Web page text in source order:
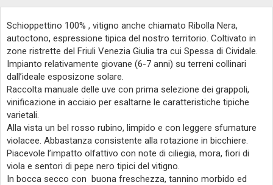
Schioppettino 100% , vitigno anche chiamato Ribolla Nera,
autoctono, espressione tipica del nostro territorio. Coltivato in
zone ristrette del Friuli Venezia Giulia tra cui Spessa di Cividale.
Impianto relativamente giovane (6-7 anni) su terreni collinari
dall’ideale esposizone solare.
Raccolta manuale delle uve con prima selezione dei grappoli,
vinificazione in acciaio per esaltarne le caratteristiche tipiche
varietali.
Alla vista un bel rosso rubino, limpido e con leggere sfumature
violacee. Abbastanza consistente alla rotazione in bicchiere.
Piacevole l’impatto olfattivo con note di ciliegia, mora, fiori di
viola e sentori di pepe nero tipici del vitigno.
In bocca secco con buona freschezza, tannino morbido ed